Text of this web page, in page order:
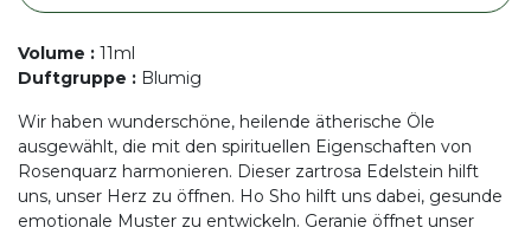
Volume : 11ml
Duftgruppe : Blumig
Wir haben wunderschöne, heilende ätherische Öle
ausgewählt, die mit den spirituellen Eigenschaften von
Rosenquarz harmonieren. Dieser zartrosa Edelstein hilft
uns, unser Herz zu öffnen. Ho Sho hilft uns dabei, gesunde
emotionale Muster zu entwickeln. Geranie öffnet unser